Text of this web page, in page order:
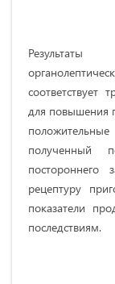
соответствует
для повышения
полученный
рецептуру
показатели
последствиям.